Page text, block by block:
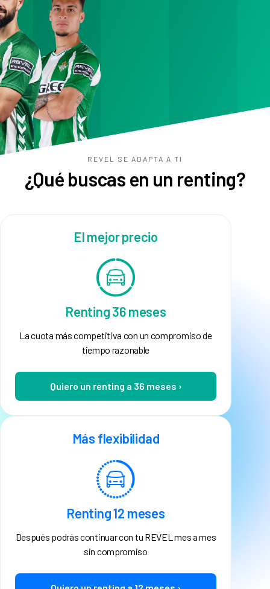
REVEL SE ADAPTA A TI
¿Qué buscas en un renting?
El mejor precio
Renting 36 meses
La cuota más competitiva con un compromiso de
tiempo razonable
Quiero un renting a 36 meses ›
Más flexibilidad
Renting 12 meses
Después podrás continuar con tu REVEL mes a mes
sin compromiso